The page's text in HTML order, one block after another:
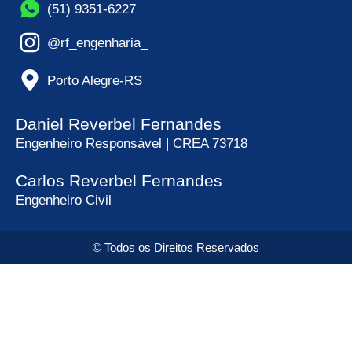
(51) 9351-6227
@rf_engenharia_
Porto Alegre-RS
Daniel Reverbel Fernandes
Engenheiro Responsável | CREA 73718
Carlos Reverbel Fernandes
Engenheiro Civil
© Todos os Direitos Reservados